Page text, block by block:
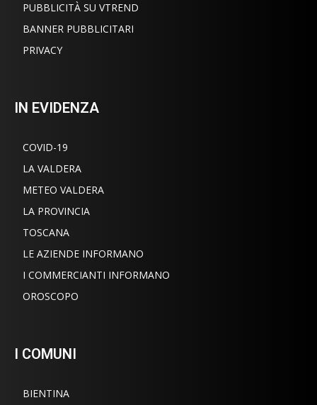
PUBBLICITÀ SU VTREND
BANNER PUBBLICITARI
PRIVACY
IN EVIDENZA
COVID-19
LA VALDERA
METEO VALDERA
LA PROVINCIA
TOSCANA
LE AZIENDE INFORMANO
I COMMERCIANTI INFORMANO
OROSCOPO
I COMUNI
BIENTINA